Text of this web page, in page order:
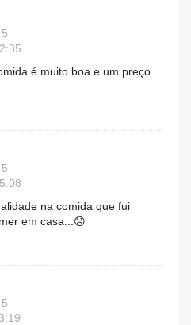
é muito boa e um preço
na comida que fui
em casa...😞